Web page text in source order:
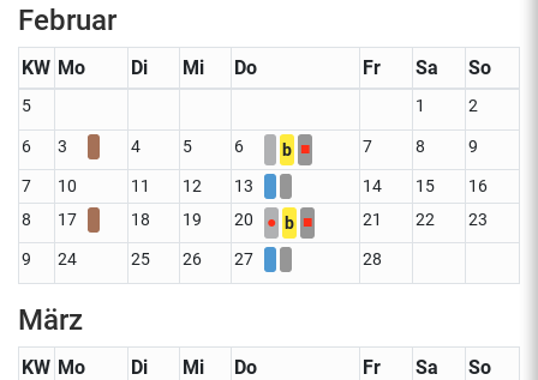
Februar
KW Mo Di Mi Do Fr Sa So
5 1 2
6 3 4 5 6 b ■ 7 8 9
7 10 11 12 13 14 15
16
8
17 18 19 20 ● b ■ 21 22 23
9 24 25 26 27 28
März
KW Mo Di Mi Do Fr Sa So